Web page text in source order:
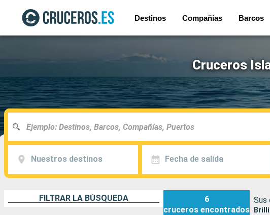
Destinos Compañías Barcos
Cruceros
Nuestros destinos Fecha de salida
FILTRAR LA BÚSQUEDA
6
cruceros encontrados
Sus